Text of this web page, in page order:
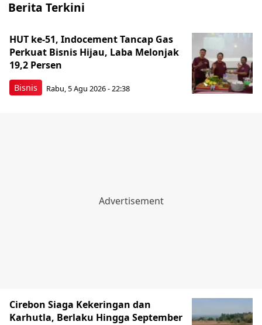
Berita Terkini
Bisnis
HUT ke-51, Indocement Tancap Gas
Perkuat Bisnis Hijau, Laba Melonjak
19,2 Persen
Rabu, 5 Agu 2026 - 22:38
Cirebon Siaga Kekeringan dan
Karhutla, Berlaku Hingga September